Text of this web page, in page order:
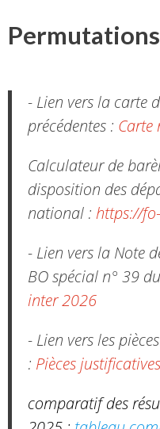
- Lien vers la carte
précédentes : Carte
Calculateur de
disposition des
national : https://
- Lien vers la Note
BO spécial n° 39
inter 2026
- Lien vers les
: Pièces
comparatif des